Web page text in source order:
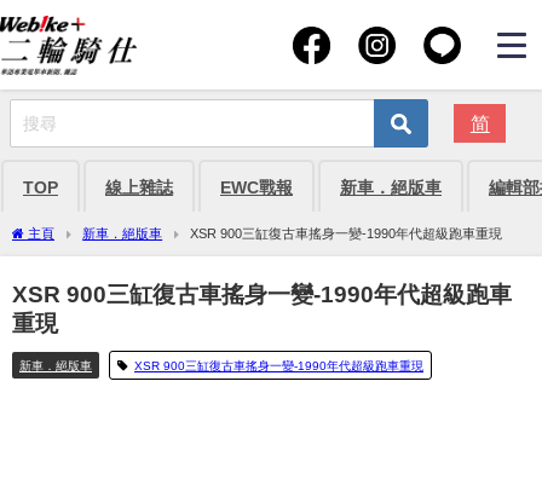
简
TOP 線上雜誌 EWC戰報 新車．絕版車 編輯
主頁 新車．絕版車 XSR 900三缸復古車搖身一變-1990年代超級跑車重現
XSR 900三缸復古車搖身一變-1990年代超級跑車
重現
新車．絕版車 XSR 900三缸復古車搖身一變-1990年代超級跑車重現